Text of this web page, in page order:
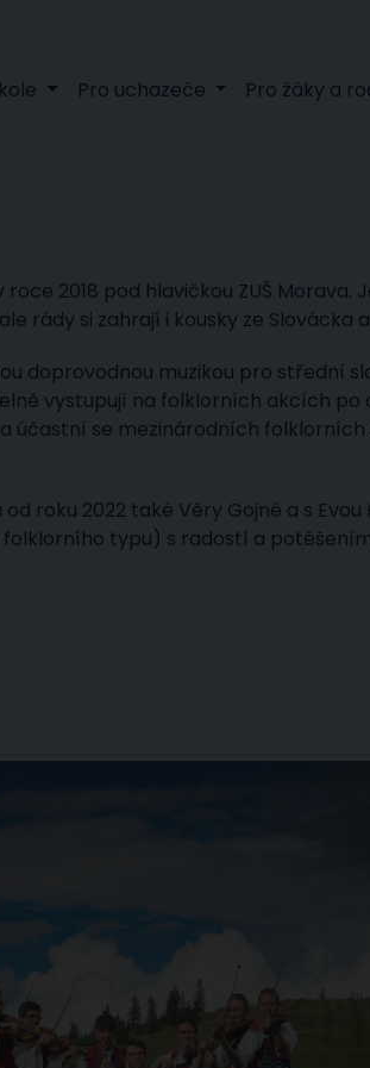
Pro uchazeče Pro žáky a
2018 pod hlavičkou ZUŠ Morava.
rády si zahrají i kousky ze Slovácka
doprovodnou muzikou pro střední
vystupují na folklorních akcích
účastní se mezinárodních
roku 2022 také Věry Gojné a s
typu) s radostí a